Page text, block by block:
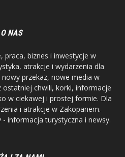
O NAS
praca, biznes i inwestycje w
atrakcje i wydarzenia dla
przekaz, nowe media w
ostatniej chwili, korki, informacje
w ciekawej i prostej formie. Dla
i atrakcje w Zakopanem.
informacja turystyczna i newsy.